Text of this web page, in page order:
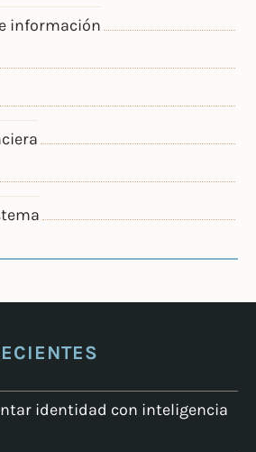
información
identidad con inteligencia